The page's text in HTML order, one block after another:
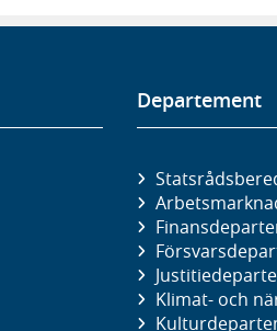
Departement
Klimat- och